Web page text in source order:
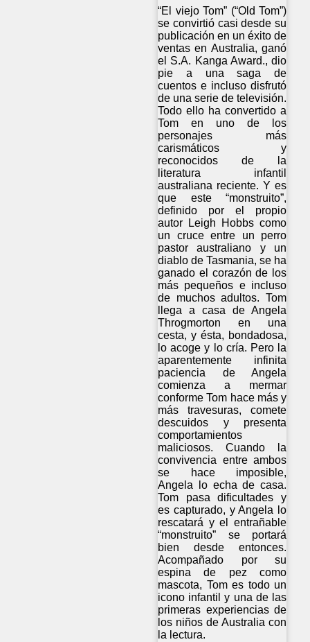
“El viejo Tom” (“Old Tom”)
se convirtió casi desde su
publicación en un éxito de
ventas en Australia, ganó
el S.A. Kanga Award., dio
pie a una saga de
cuentos e incluso disfrutó
de una serie de televisión.
Todo ello ha convertido a
Tom en uno de los
personajes más
carismáticos y
reconocidos de la
literatura infantil
australiana reciente. Y es
que este “monstruito”,
definido por el propio
autor Leigh Hobbs como
un cruce entre un perro
pastor australiano y un
diablo de Tasmania, se ha
ganado el corazón de los
más pequeños e incluso
de muchos adultos. Tom
llega a casa de Angela
Throgmorton en una
cesta, y ésta, bondadosa,
lo acoge y lo cría. Pero la
aparentemente infinita
paciencia de Angela
comienza a mermar
conforme Tom hace más y
más travesuras, comete
descuidos y presenta
comportamientos
maliciosos. Cuando la
convivencia entre ambos
se hace imposible,
Angela lo echa de casa.
Tom pasa dificultades y
es capturado, y Angela lo
rescatará y el entrañable
“monstruito” se portará
bien desde entonces.
Acompañado por su
espina de pez como
mascota, Tom es todo un
icono infantil y una de las
primeras experiencias de
los niños de Australia con
la lectura.